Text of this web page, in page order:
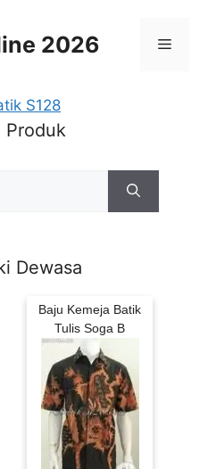
2026 Menu
Produk
Dewasa
Baju Kemeja Batik
Tulis Soga B